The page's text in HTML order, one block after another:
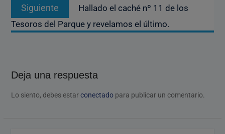
Siguiente
Entrada
siguiente:
Hallado el caché nº 11 de los
Tesoros del Parque y revelamos el último.
Deja una respuesta
Lo siento, debes estarconectadopara publicar un comentario.